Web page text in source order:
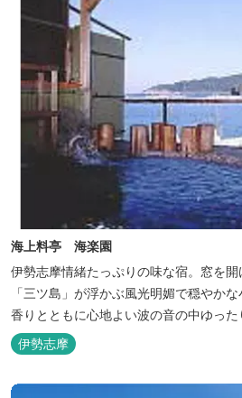
海上料亭 海楽園
伊勢志摩情緒たっぷりの味な宿。窓を
「三ツ島」が浮かぶ風光明媚で穏やか
香りとともに心地よい波の音の中ゆっ
浴衣姿でのんびり太公望！ 部屋から釣
館ならではの名物。（貸しざお／エサ付
は貸切もできます。また、季節により
伊勢志摩